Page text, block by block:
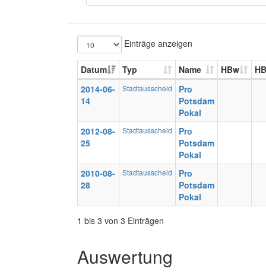
Einträge anzeigen
Datum Typ Name HBw
2014-06-
14
Stadtausscheid
Pro
Potsdam
Pokal
2012-08-
25
Stadtausscheid
Pro
Potsdam
Pokal
2010-08-
28
Stadtausscheid
Pro
Potsdam
Pokal
1 bis 3 von 3 Einträgen
Auswertung